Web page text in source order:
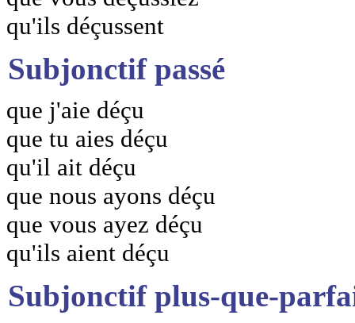
qu'ils déçussent
Subjonctif passé
que j'aie déçu
que tu aies déçu
qu'il ait déçu
que nous ayons déçu
que vous ayez déçu
qu'ils aient déçu
Subjonctif plus-que-